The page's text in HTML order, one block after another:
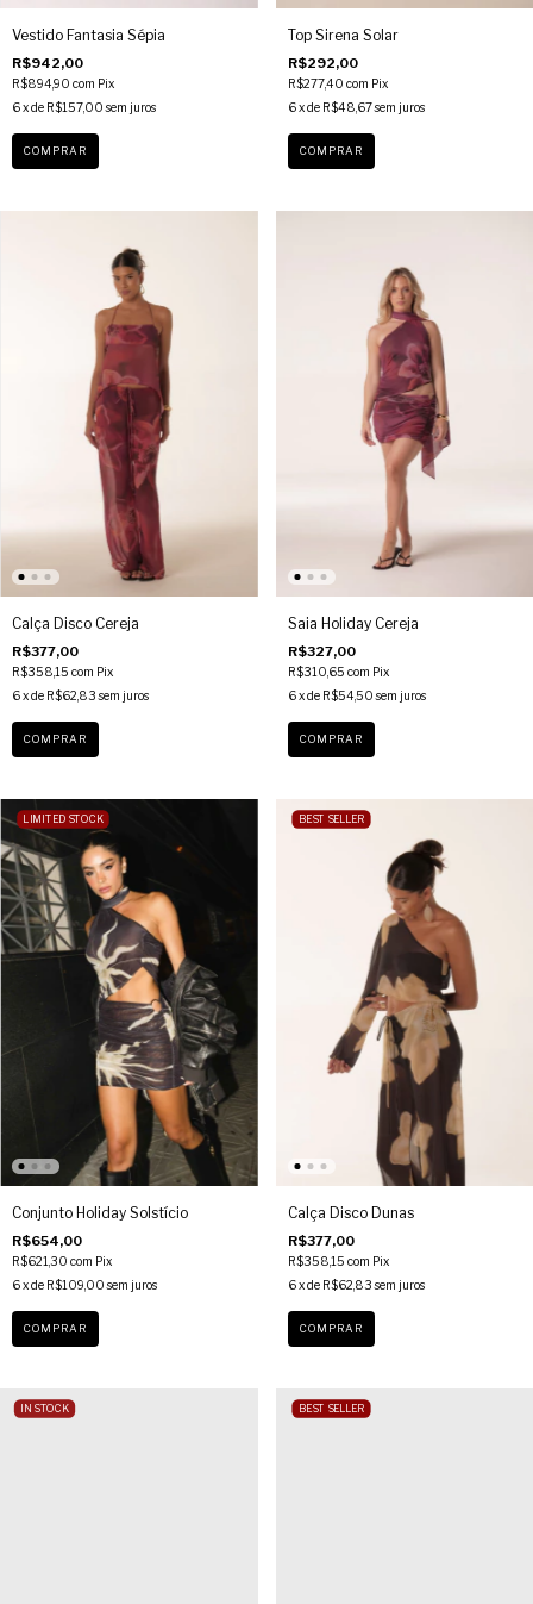
Vestido Fantasia Sépia
R$942,00
R$894,90 com Pix
6x de R$157,00 sem juros
COMPRAR
Top Sirena Solar
R$292,00
R$277,40 com Pix
6 x de R$48,67sem juros
COMPRAR
Calça Disco Cereja
R$377,00
R$358,15 com Pix
6x de R$62,83 sem juros
COMPRAR
Saia Holiday Cereja
R$327,00
R$310,65 com Pix
6 x de R$54,50 sem juros
COMPRAR
LIMITED STOCK
Conjunto Holiday Solstício
R$654,00
R$621,30 com Pix
6x de R$109,00 sem juros
COMPRAR
BEST SELLER
Calça Disco Dunas
R$377,00
R$358,15 com Pix
6 x de R$62,83 sem juros
COMPRAR
IN STOCK BEST SELLER